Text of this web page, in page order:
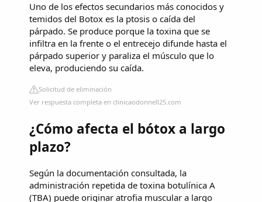
Uno de los efectos secundarios más conocidos y
temidos del Botox es la ptosis o caída del
párpado. Se produce porque la toxina que se
infiltra en la frente o el entrecejo difunde hasta el
párpado superior y paraliza el músculo que lo
eleva, produciendo su caída.
Solicitud de eliminación
Ver respuesta completa en clinicaodonnell25.com
¿Cómo afecta el bótox a largo
plazo?
Según la documentación consultada, la
administración repetida de toxina botulínica A
(TBA) puede originar atrofia muscular a largo